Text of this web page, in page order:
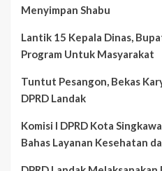
Menyimpan Shabu
Lantik 15 Kepala Dinas,
Program Untuk Masyarakat
Tuntut Pesangon, Bekas
DPRD Landak
Komisi I DPRD Kota
Bahas Layanan Kesehatan